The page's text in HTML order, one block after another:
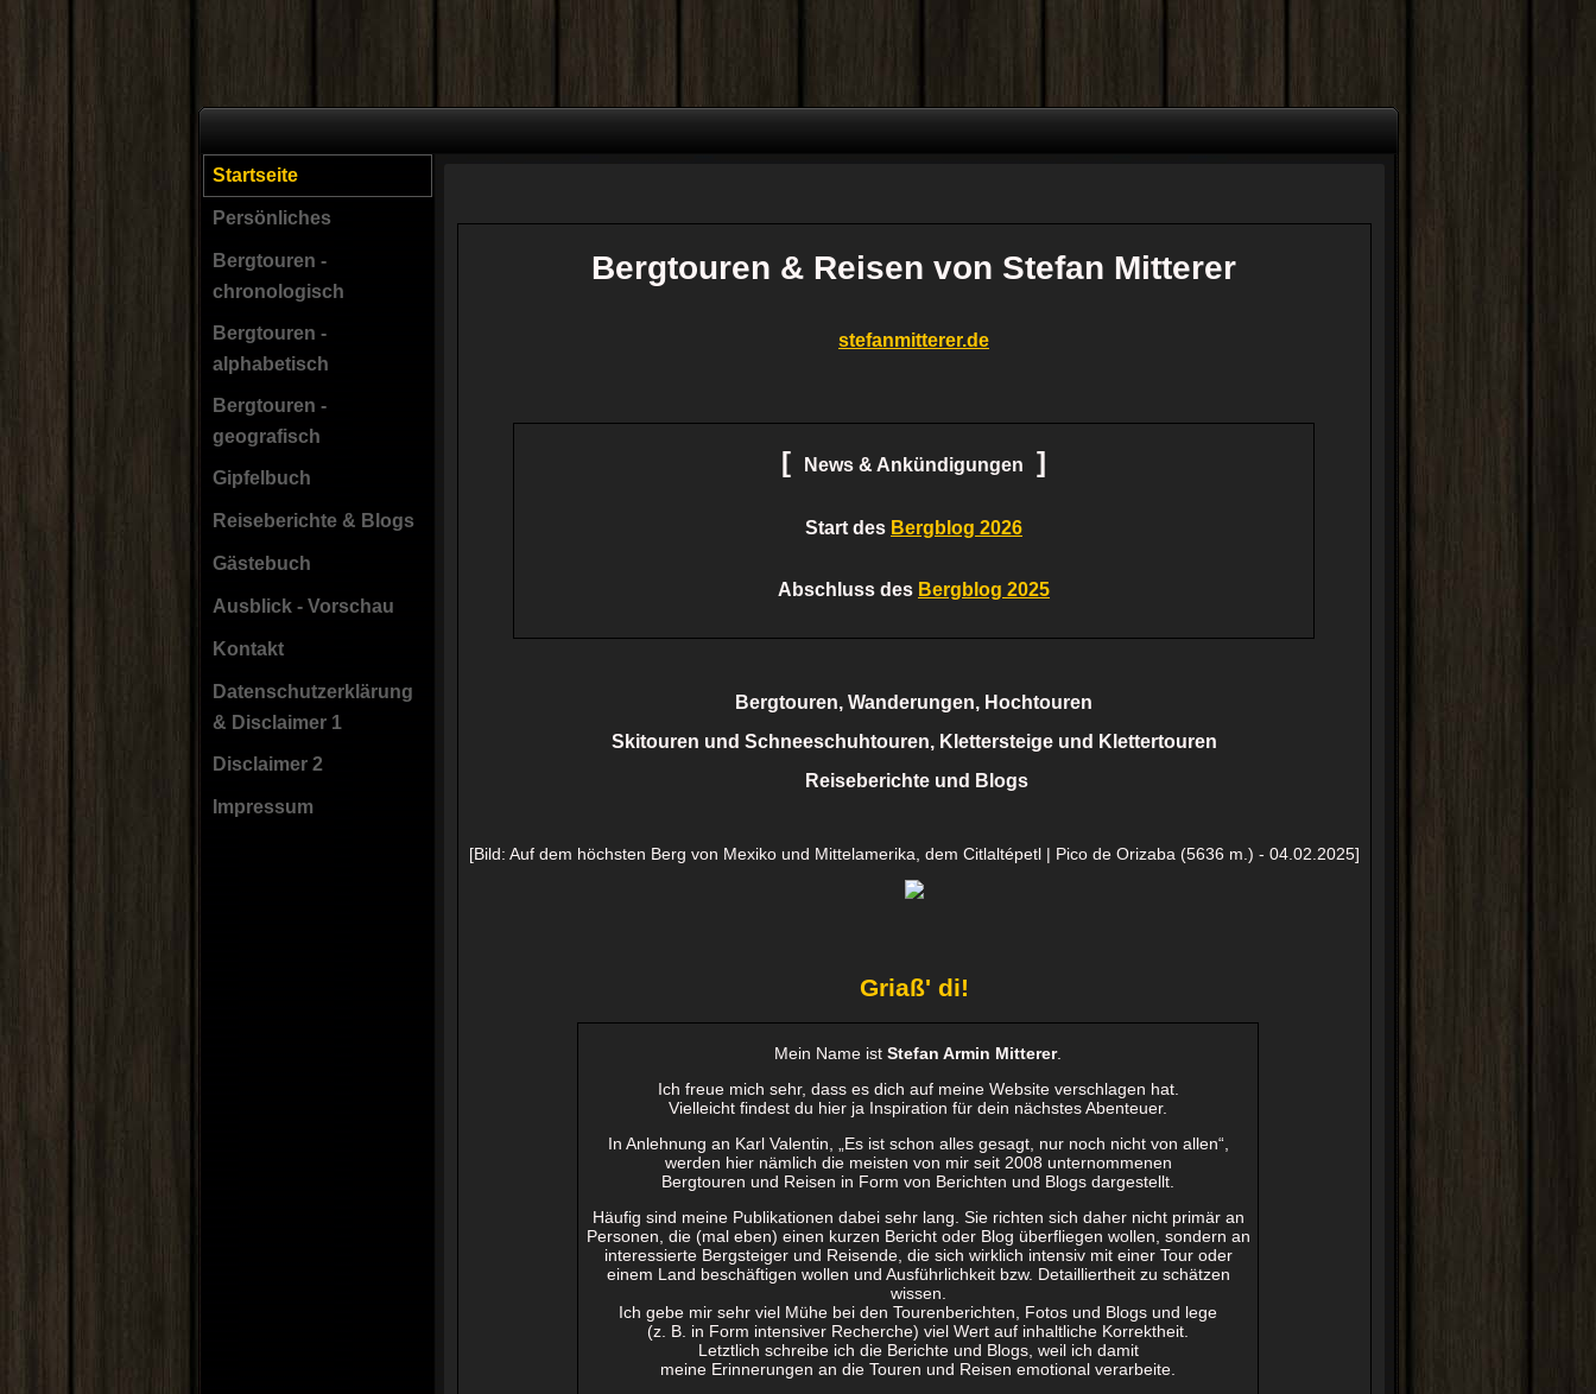
Startseite
Persönliches
Bergtouren -
chronologisch
Bergtouren -
alphabetisch
Bergtouren -
geografisch
Gipfelbuch
Reiseberichte & Blogs
Gästebuch
Ausblick - Vorschau
Kontakt
Datenschutzerklärung
& Disclaimer 1
Disclaimer 2
Impressum
Bergtouren & Reisen von Stefan Mitterer
stefanmitterer.de
[ News & Ankündigungen ]
Start des Bergblog 2026
Abschluss des Bergblog 2025
Bergtouren, Wanderungen, Hochtouren
Skitouren und Schneeschuhtouren, Klettersteige und Klettertouren
Reiseberichte und Blogs
[Bild: Auf dem höchsten Berg von Mexiko und Mittelamerika, dem Citlaltépetl | Pico de Orizaba (5636 m.) - 04.02.2025]
Griaß' di!
Mein Name istStefan Armin Mitterer.
Ich freue mich sehr, dass es dich auf meine Website verschlagen hat.
Vielleicht findest du hier ja Inspiration für dein nächstes Abenteuer.
In Anlehnung an Karl Valentin, „Es ist schon alles gesagt, nur noch nicht von allen“,
werden hier nämlich die meisten von mir seit 2008 unternommenen
Bergtouren und Reisen in Form von Berichten und Blogs dargestellt.
Häufig sind meine Publikationen dabei sehr lang. Sie richten sich daher nicht primär an
Personen, die (mal eben) einen kurzen Bericht oder Blog überfliegen wollen, sondern an
interessierte Bergsteiger und Reisende, die sich wirklich intensiv mit einer Tour oder
einem Land beschäftigen wollen und Ausführlichkeit bzw. Detailliertheit zu schätzen
wissen.
Ich gebe mir sehr viel Mühe bei den Tourenberichten, Fotos und Blogs und lege
(z. B. in Form intensiver Recherche) viel Wert auf inhaltliche Korrektheit.
Letztlich schreibe ich die Berichte und Blogs, weil ich damit
meine Erinnerungen an die Touren und Reisen emotional verarbeite.